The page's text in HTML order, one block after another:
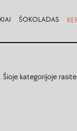
ŠOKOLADAS
kategorijoje